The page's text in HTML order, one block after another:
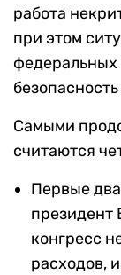
работа
при этом
федеральных
Самыми
считаются
Первые
президент
конгресс
расходов,